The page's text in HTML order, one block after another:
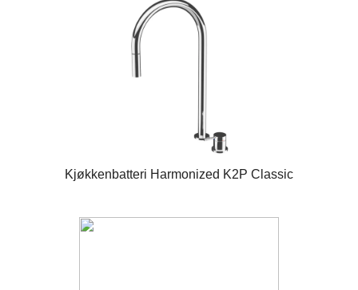
Kjøkkenbatteri Harmonized K2P Classic